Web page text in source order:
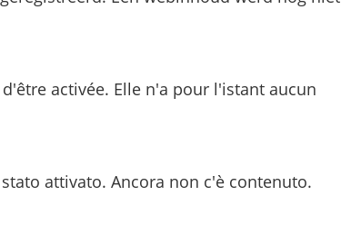
activée. Elle n'a pour l'istant aucun
attivato. Ancora non c'è contenuto.